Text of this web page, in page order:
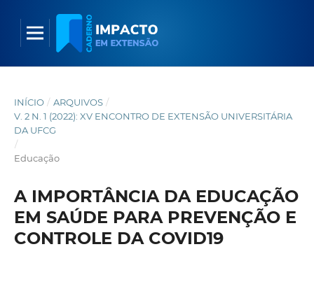
INÍCIO / ARQUIVOS /
V. 2 N. 1 (2022): XV ENCONTRO DE EXTENSÃO UNIVERSITÁRIA
DA UFCG
/
Educação
A IMPORTÂNCIA DA EDUCAÇÃO
EM SAÚDE PARA PREVENÇÃO E
CONTROLE DA COVID19